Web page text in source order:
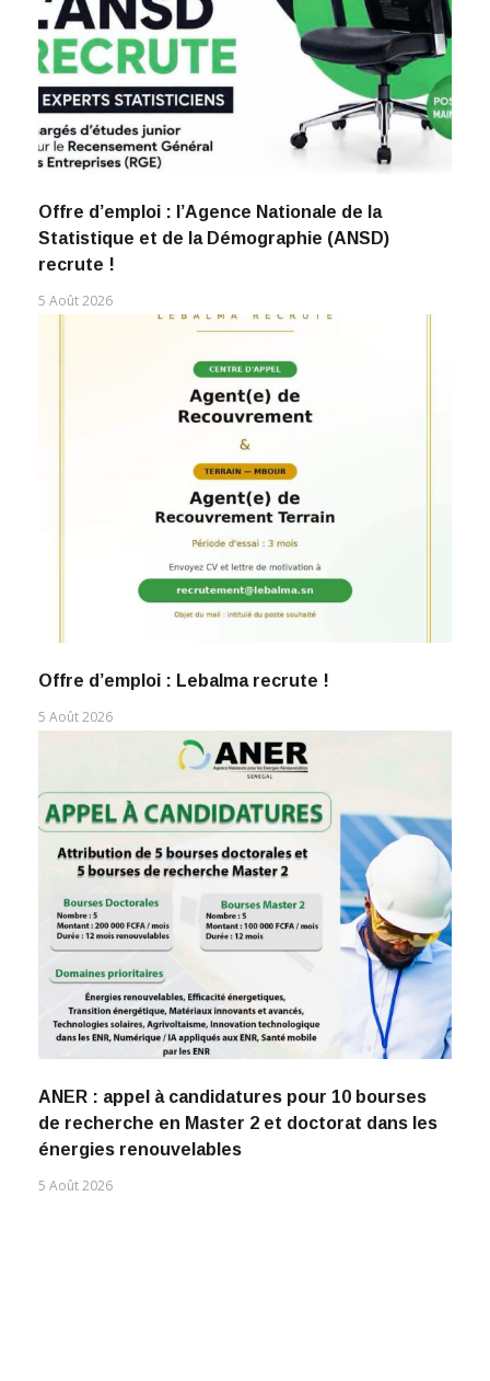
Offre d’emploi : l’Agence Nationale de la
Statistique et de la Démographie (ANSD)
recrute !
5 Août 2026
Offre d’emploi : Lebalma recrute !
5 Août 2026
ANER : appel à candidatures pour 10 bourses
de recherche en Master 2 et doctorat dans les
énergies renouvelables
5 Août 2026